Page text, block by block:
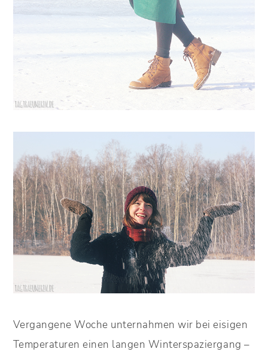
Vergangene Woche unternahmen wir bei eisigen
Temperaturen einen langen Winterspaziergang –